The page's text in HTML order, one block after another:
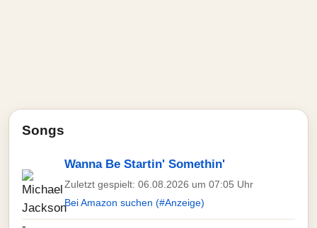
Songs
Wanna Be Startin' Somethin'
Zuletzt gespielt: 06.08.2026 um 07:05 Uhr
Bei Amazon suchen (#Anzeige)